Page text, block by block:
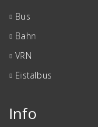
Bus
Bahn
VRN
Eistalbus
Info